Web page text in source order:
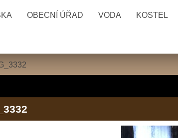
OBECNÍ ÚŘAD VODA KOSTEL